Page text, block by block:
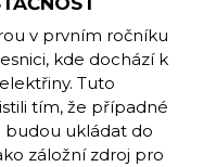
v prvním ročníku
kde dochází k
Tuto
tím, že případné
ukládat do
záložní zdroj pro